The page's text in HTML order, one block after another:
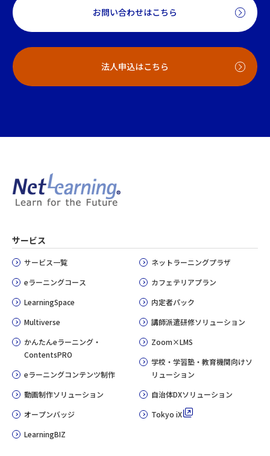
お問い合わせはこちら
法人申込はこちら
サービス
サービス一覧
eラーニングコース
LearningSpace
Multiverse
かんたんeラーニング・
ContentsPRO
eラーニングコンテンツ制作
動画制作ソリューション
オープンバッジ
LearningBIZ
ネットラーニングプラザ
カフェテリアプラン
内定者パック
講師派遣研修ソリューション
Zoom×LMS
学校・学習塾・教育機関向けソ
リューション
自治体DXソリューション
Tokyo iX